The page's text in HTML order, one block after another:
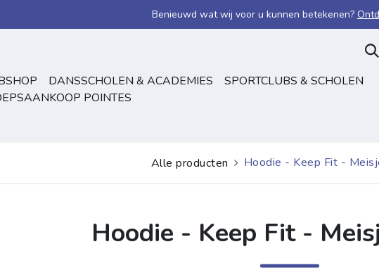
Benieuwd wat wij voor u kunnen betekenen?
DANSSCHOLEN & ACADEMIES
SPORTCLUBS & SCHOLEN
POINTES
Alle producten Hoodie - Keep Fit -
Hoodie - Keep Fit -